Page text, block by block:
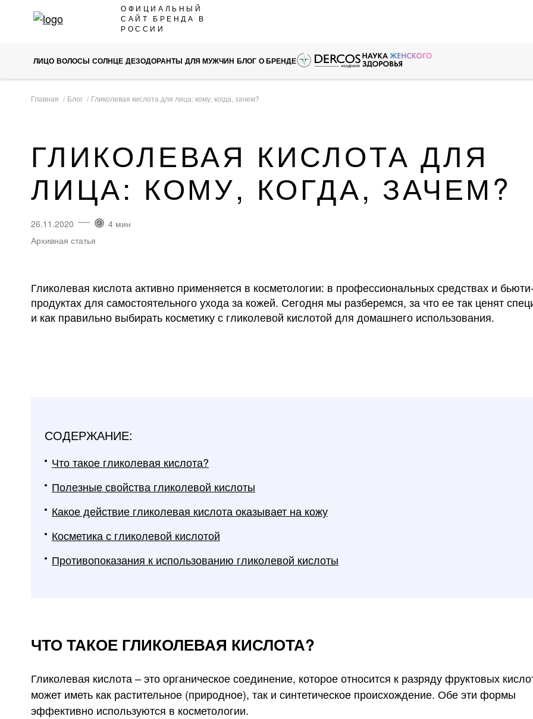
ОФИЦИАЛЬНЫЙ
САЙТ БРЕНДА В
РОССИИ
ЛИЦО ВОЛОСЫ СОЛНЦЕ ДЕЗОДОРАНТЫ ДЛЯ МУЖЧИН БЛОГ О БРЕНДЕ
Главная Блог Гликолевая кислота для лица: кому, когда, зачем?
ГЛИКОЛЕВАЯ КИСЛОТА ДЛЯ
ЛИЦА: КОМУ, КОГДА, ЗАЧЕМ?
26.11.2020
4 мин
Архивная статья
Гликолевая кислота активно применяется в косметологии: в профессиональных средствах и
продуктах для самостоятельного ухода за кожей. Сегодня мы разберемся, за что ее так ценят
и как правильно выбирать косметику с гликолевой кислотой для домашнего использования.
СОДЕРЖАНИЕ:
Что такое гликолевая кислота?
Полезные свойства гликолевой кислоты
Какое действие гликолевая кислота оказывает на кожу
Косметика с гликолевой кислотой
Противопоказания к использованию гликолевой кислоты
ЧТО ТАКОЕ ГЛИКОЛЕВАЯ КИСЛОТА?
Гликолевая кислота – это органическое соединение, которое относится к разряду фруктовых
может иметь как растительное (природное), так и синтетическое происхождение. Обе эти формы
эффективно используются в косметологии.